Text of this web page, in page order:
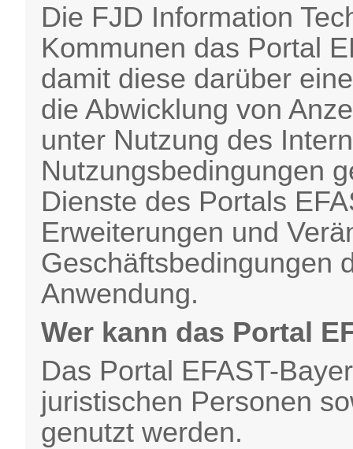
Die FJD Information
Kommunen das Portal
damit diese darüber
die Abwicklung von
unter Nutzung des
Nutzungsbedingungen
Dienste des Portals
Erweiterungen und
Geschäftsbedingungen
Anwendung.
Wer kann das Portal
Das Portal EFAST-
juristischen Personen
genutzt werden.